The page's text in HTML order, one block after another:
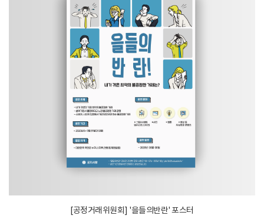
[공정거래위원회] '을들의반란' 포스터